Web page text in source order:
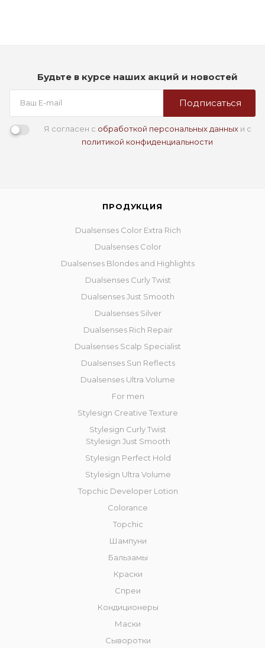
Будьте в курсе наших акций и новостей
Подписаться
Я согласен с обработкой персональных данныхи с
политикой конфиденциальности
ПРОДУКЦИЯ
Dualsenses Color Extra Rich
Dualsenses Color
Dualsenses Blondes and Highlights
Dualsenses Curly Twist
Dualsenses Just Smooth
Dualsenses Silver
Dualsenses Rich Repair
Dualsenses Scalp Specialist
Dualsenses Sun Reflects
Dualsenses Ultra Volume
For men
Stylesign Creative Texture
Stylesign Curly Twist
Stylesign Just Smooth
Stylesign Perfect Hold
Stylesign Ultra Volume
Topchic Developer Lotion
Colorance
Topchic
Шампуни
Бальзамы
Краски
Спреи
Кондиционеры
Маски
Сыворотки